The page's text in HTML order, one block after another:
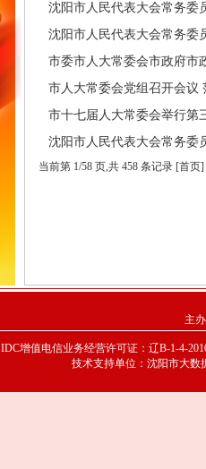
沈阳市人民代表大会常务委
沈阳市人民代表大会常务委
市委市人大常委会市政府市
市人大常委会党组召开会议
市十七届人大常委会举行第
沈阳市人民代表大会常务委
当前第 1/58 页,共 458 条记录 [首
主
IDC增值电信业务经营许可证：辽B-1-4-
技术支持单位：沈阳市大数